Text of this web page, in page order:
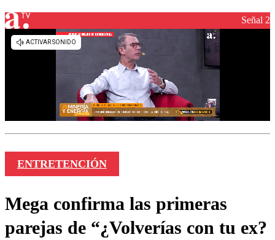
Señal 2
ENTRETENCIÓN
Mega confirma las primeras
parejas de “¿Volverías con tu ex?